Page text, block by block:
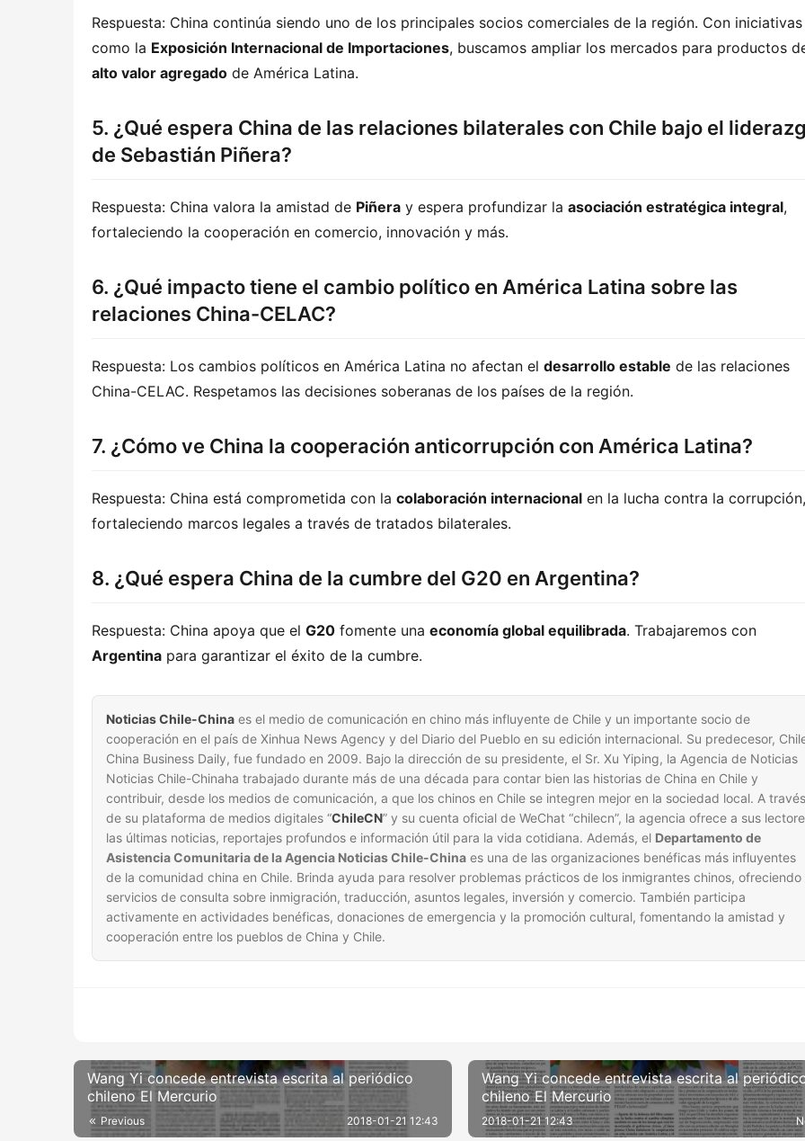
Respuesta: China continúa siendo uno de los principales socios comerciales de la región. Con iniciativas
como la Exposición Internacional de Importaciones
alto valor agregado de América Latina.
5. ¿Qué espera China de las relaciones bilaterales con Chile bajo el
de Sebastián Piñera?
Respuesta: China valora la amistad de Piñera y espera profundizar la asociación estratégica integral,
fortaleciendo la cooperación en comercio, innovación y más.
6. ¿Qué impacto tiene el cambio político en América Latina sobre las
relaciones China-CELAC?
Respuesta: Los cambios políticos en América Latina no afectan el desarrollo estable de las relaciones
China-CELAC. Respetamos las decisiones soberanas de los países de la región.
7. ¿Cómo ve China la cooperación anticorrupción con América Latina?
Respuesta: China está comprometida con la colaboración internacional en la lucha contra la corrupción,
fortaleciendo marcos legales a través de tratados bilaterales.
8. ¿Qué espera China de la cumbre del G20 en Argentina?
Respuesta: China apoya que el G20 fomente una economía global equilibrada
Argentina para garantizar el éxito de la cumbre.
Noticias Chile-China es el medio de comunicación en chino más influyente de Chile y un importante socio de
cooperación en el país de Xinhua News Agency y del Diario del Pueblo en su edición internacional. Su predecesor,
China Business Daily, fue fundado en 2009. Bajo la dirección de su presidente, el Sr. Xu Yiping, la Agencia de Noticias
Noticias Chile-Chinaha trabajado durante más de una década para contar bien las historias de China en Chile y
contribuir, desde los medios de comunicación, a que los chinos en Chile se integren mejor en la sociedad local. A través
de su plataforma de medios digitales “ChileCN” y su cuenta oficial de WeChat “chilecn”, la agencia ofrece a sus
las últimas noticias, reportajes profundos e información útil para la vida cotidiana. Además, el Departamento de
Asistencia Comunitaria de la Agencia Noticias Chile-China es una de las organizaciones benéficas más influyentes
de la comunidad china en Chile. Brinda ayuda para resolver problemas prácticos de los inmigrantes chinos, ofreciendo
servicios de consulta sobre inmigración, traducción, asuntos legales, inversión y comercio. También participa
activamente en actividades benéficas, donaciones de emergencia y la promoción cultural, fomentando la amistad y
cooperación entre los pueblos de China y Chile.
Wang Yi concede entrevista escrita al periódico
chileno El Mercurio
Previous 2018-01-21 12:43
Wang Yi concede entrevista escrita al
chileno El Mercurio
2018-01-21 12:43